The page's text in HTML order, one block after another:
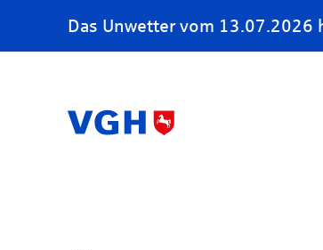
Das Unwetter vom 13.07.2026